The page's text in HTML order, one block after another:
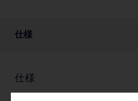
仕様
仕様